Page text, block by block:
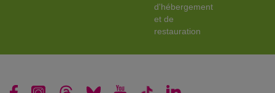
d'hébergement
et de
restauration